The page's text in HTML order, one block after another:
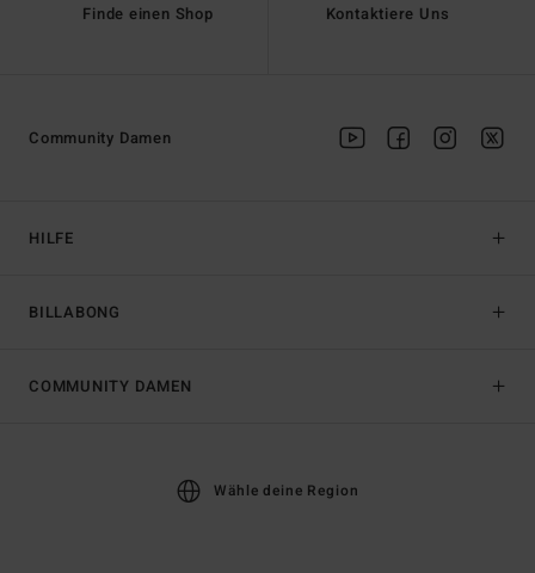
Finde einen Shop Kontaktiere Uns
HILFE
BILLABONG
Community Damen
COMMUNITY DAMEN
Wähle deine Region